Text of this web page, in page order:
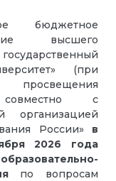
бюджетное
высшего
(при
с
организацией
России» в
2026 года
по вопросам